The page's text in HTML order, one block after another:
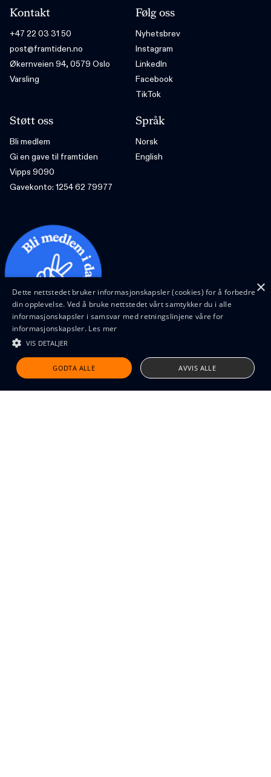
Kontakt
+47 22 03 31 50
post@framtiden.no
Økernveien 94, 0579 Oslo
Varsling
Følg oss
Nyhetsbrev
Instagram
LinkedIn
Facebook
TikTok
Støtt oss
Bli medlem
Gi en gave til framtiden
Vipps 9090
Gavekonto: 1254 62 79977
Språk
Norsk
English
Design and code by Feed
×
Dette nettstedet bruker informasjonskapsler (cookies) for å forbedre
din opplevelse. Ved å bruke nettstedet vårt samtykker du i alle
informasjonskapsler i samsvar med retningslinjene våre for
informasjonskapsler. Les mer
VIS DETALJER
GODTA ALLE AVVIS ALLE